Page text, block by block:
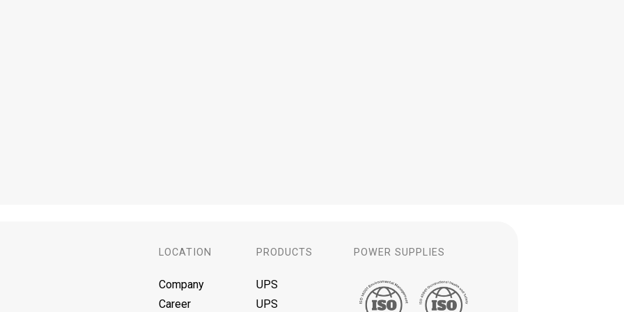
LOCATION
Company
Career
PRODUCTS
UPS
UPS
POWER SUPPLIES